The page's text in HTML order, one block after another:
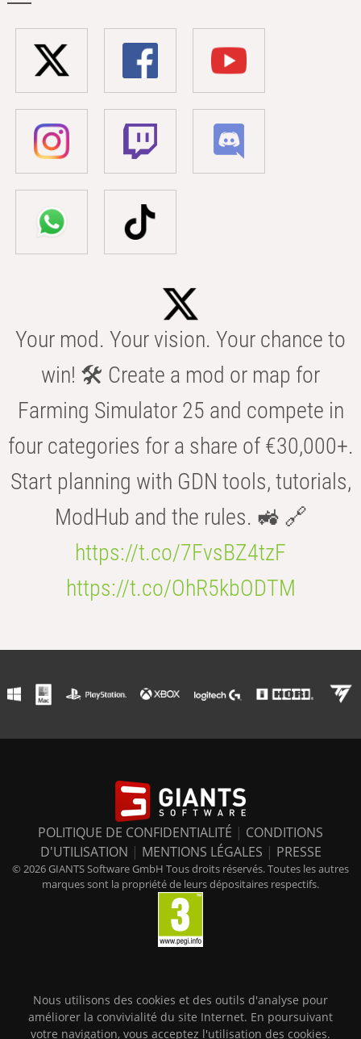
Your mod. Your vision. Your chance to
win! 🛠️ Create a mod or map for
Farming Simulator 25 and compete in
four categories for a share of €30,000+.
Start planning with GDN tools, tutorials,
ModHub and the rules. 🚜 🔗
https://t.co/7FvsBZ4tzF
https://t.co/OhR5kbODTM
POLITIQUE DE CONFIDENTIALITÉ | CONDITIONS
D'UTILISATION | MENTIONS LÉGALES | PRESSE
© 2026 GIANTS Software GmbH Tous droits réservés. Toutes les autres
marques sont la propriété de leurs dépositaires respectifs.
Nous utilisons des cookies et des outils d'analyse pour
améliorer la convivialité du site Internet. En poursuivant
votre navigation, vous acceptez l'utilisation des cookies.